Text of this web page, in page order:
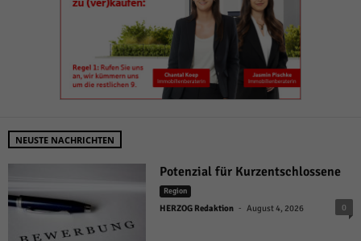
NEUSTE NACHRICHTEN
Potenzial für Kurzentschlossene
Region
HERZOG Redaktion - August 4, 2026 0